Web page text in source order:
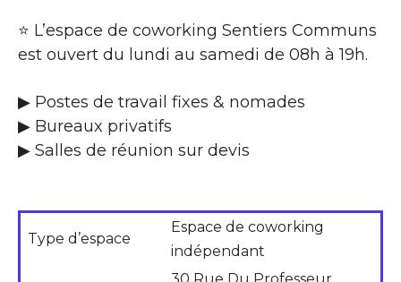
⭐ L’espace de coworking Sentiers Communs
est ouvert du lundi au samedi de 08h à 19h.
▶ Postes de travail fixes & nomades
▶ Bureaux privatifs
▶ Salles de réunion sur devis
Type d’espace
Espace de coworking
indépendant
30 Rue Du Professeur